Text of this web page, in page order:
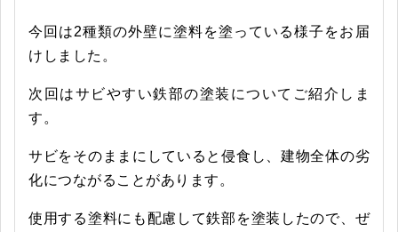
今回は2種類の外壁に塗料を塗っている様子をお届
けしました。
次回はサビやすい鉄部の塗装についてご紹介しま
す。
サビをそのままにしていると侵食し、建物全体の劣
化につながることがあります。
使用する塗料にも配慮して鉄部を塗装したので、ぜ